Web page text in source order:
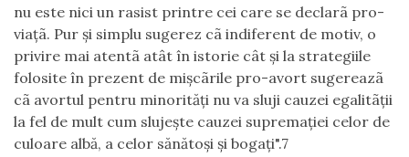
nu este nici un rasist printre cei care se declarã pro-
viaţã. Pur şi simplu sugerez cã indiferent de motiv, o
privire mai atentã atât în istorie cât şi la strategiile
folosite în prezent de mişcãrile pro-avort sugereazã
cã avortul pentru minorităţi nu va sluji cauzei egalitãţii
la fel de mult cum slujeşte cauzei supremaţiei celor de
culoare albă, a celor sănătoşi şi bogaţi".7